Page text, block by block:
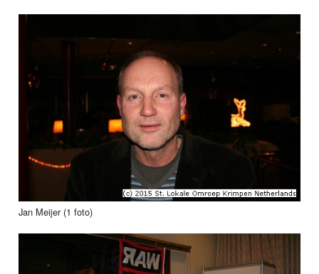
Jan Meijer (1 foto)